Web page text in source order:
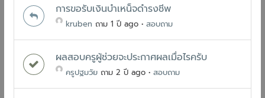
การขอรับเงินบำเหน็จดำรงชีพ
kruben ถาม 1 ปี ago• สอบถาม
ผลสอบครูผู้ช่วยจะประกาศผลเมื่อไรครับ
ครูปฐมวัยถาม 2 ปี ago• สอบถาม